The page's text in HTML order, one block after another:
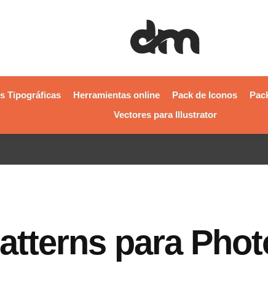
Tipográficas Herramientas online Pack de Iconos
Vectores para Illustrator
para